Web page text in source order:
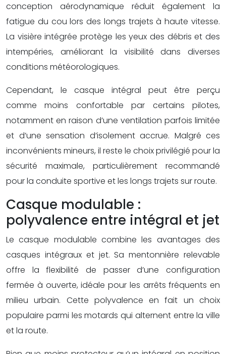
conception aérodynamique réduit également la
fatigue du cou lors des longs trajets à haute vitesse.
La visière intégrée protège les yeux des débris et des
intempéries, améliorant la visibilité dans diverses
conditions météorologiques.
Cependant, le casque intégral peut être perçu
comme moins confortable par certains pilotes,
notamment en raison d’une ventilation parfois limitée
et d’une sensation d’isolement accrue. Malgré ces
inconvénients mineurs, il reste le choix privilégié pour la
sécurité maximale, particulièrement recommandé
pour la conduite sportive et les longs trajets sur route.
Casque modulable :
polyvalence entre intégral et jet
Le casque modulable combine les avantages des
casques intégraux et jet. Sa mentonnière relevable
offre la flexibilité de passer d’une configuration
fermée à ouverte, idéale pour les arrêts fréquents en
milieu urbain. Cette polyvalence en fait un choix
populaire parmi les motards qui alternent entre la ville
et la route.